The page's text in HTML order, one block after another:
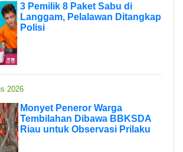
3 Pemilik 8 Paket Sabu di
Langgam, Pelalawan Ditangkap
Polisi
2026
Monyet Peneror Warga
Tembilahan Dibawa BBKSDA
Riau untuk Observasi Prilaku